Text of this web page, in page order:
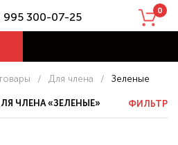
995 300-07-25 0
/ Для члена / Зеленые
ЧЛЕНА «ЗЕЛЕНЫЕ» ФИЛЬТР